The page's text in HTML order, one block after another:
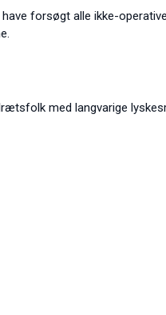
forsøgt alle ikke-
med langvarige